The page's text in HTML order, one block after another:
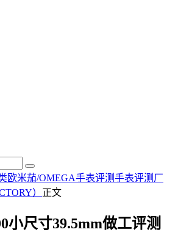
欧米茄/OMEGA手表评测手表评测 厂
） 正文
小尺寸39.5mm做工评测